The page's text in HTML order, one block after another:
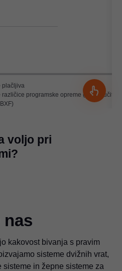
plačljiva
programske opreme (kot vključitev
voljo pri
nas
kakovost bivanja s pravim
sisteme dvižnih vrat,
in žepne sisteme za